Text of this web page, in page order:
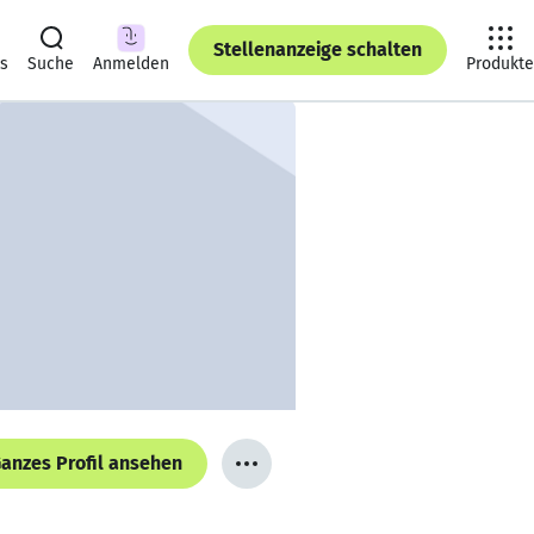
Suche Anmelden
Stellenanzeige schalten
Produkte
Profil ansehen